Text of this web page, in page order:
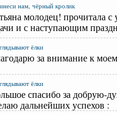
нам, чёрный кролик
молодец! прочитала с
и с наступающим
ёлки
за внимание к
ёлки
спасибо за добрую-
дальнейших успехов :